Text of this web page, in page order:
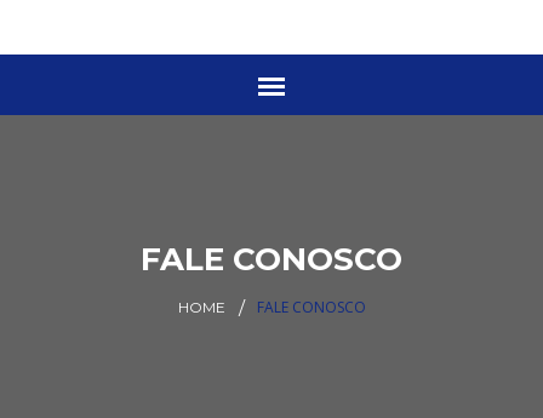
FALE CONOSCO
HOME FALE CONOSCO